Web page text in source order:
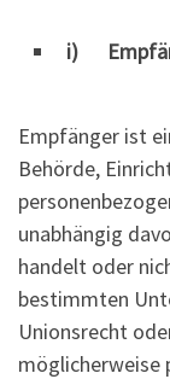
i)
Empfänger ist
Behörde,
unabhängig
handelt oder
bestimmten
Unionsrecht
möglicherweise